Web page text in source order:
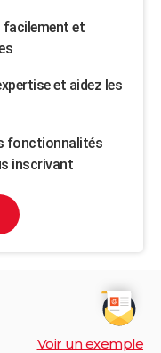
facilement et
et aidez les
fonctionnalités
inscrivant
Voir un exemple